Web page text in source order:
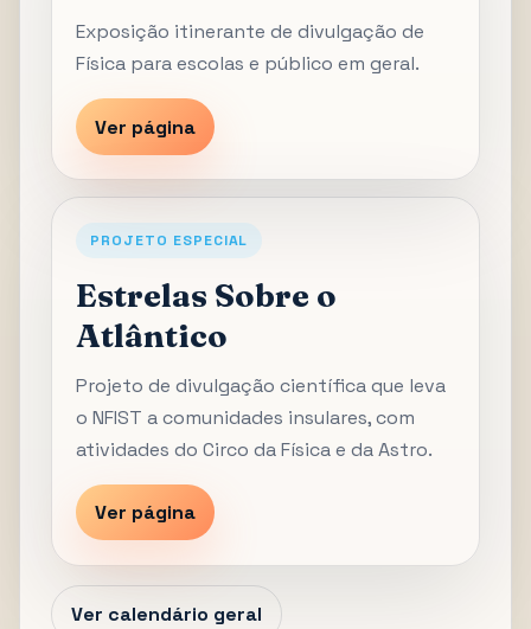
Exposição itinerante de divulgação de
Física para escolas e público em geral.
Ver página
PROJETO ESPECIAL
Estrelas Sobre o
Atlântico
Projeto de divulgação científica que leva
o NFIST a comunidades insulares, com
atividades do Circo da Física e da Astro.
Ver página
Ver calendário geral